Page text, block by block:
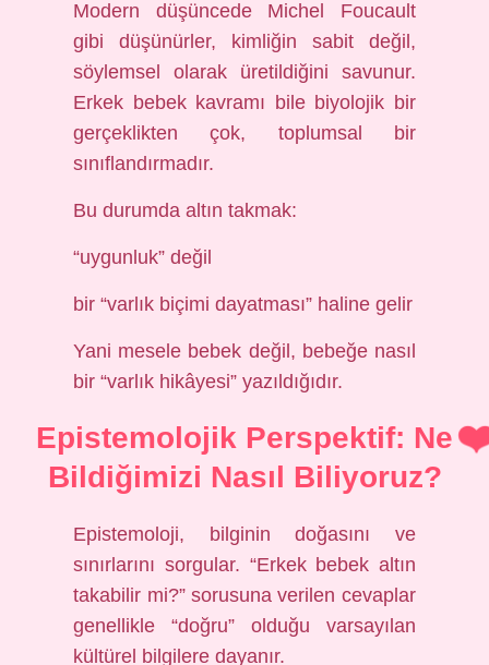
Modern düşüncede Michel Foucault
gibi düşünürler, kimliğin sabit değil,
söylemsel olarak üretildiğini savunur.
Erkek bebek kavramı bile biyolojik bir
gerçeklikten çok, toplumsal bir
sınıflandırmadır.
Bu durumda altın takmak:
“uygunluk” değil
bir “varlık biçimi dayatması” haline gelir
Yani mesele bebek değil, bebeğe nasıl
bir “varlık hikâyesi” yazıldığıdır.
Epistemolojik Perspektif: Ne
Bildiğimizi Nasıl Biliyoruz?
Epistemoloji, bilginin doğasını ve
sınırlarını sorgular. “Erkek bebek altın
takabilir mi?” sorusuna verilen cevaplar
genellikle “doğru” olduğu varsayılan
kültürel bilgilere dayanır.